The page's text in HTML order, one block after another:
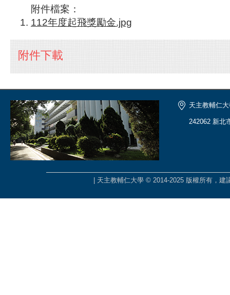
附件檔案：
112年度起飛獎勵金.jpg
附件下載
天主教輔仁
242062 新北
| 天主教輔仁大學 © 2014-2025 版權所有，